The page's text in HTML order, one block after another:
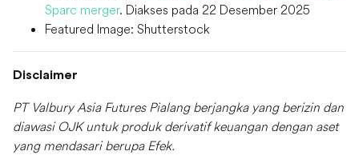
Sparc merger. Diakses pada 22 Desember 2025
Featured Image: Shutterstock
Disclaimer
PT Valbury Asia Futures Pialang berjangka yang berizin dan
diawasi OJK untuk produk derivatif keuangan dengan aset
yang mendasari berupa Efek.